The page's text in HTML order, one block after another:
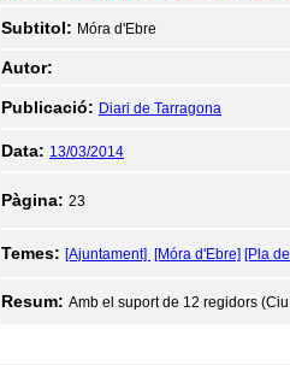
Subtitol: Móra d'Ebre
Autor:
Publicació: Diari de Tarragona
Data: 13/03/2014
Pàgina: 23
Temes: [Ajuntament] [Móra d'Ebre] [Pla
Resum: Amb el suport de 12 regidors